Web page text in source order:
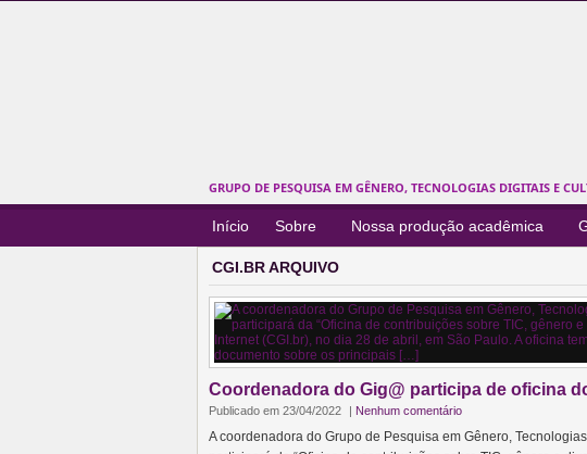
GRUPO DE PESQUISA EM GÊNERO, TECNOLOGIAS DIGITAIS E
Início Sobre Nossa produção acadêmica
CGI.BR ARQUIVO
Coordenadora do Gig@ participa de oficina
Publicado em 23/04/2022 | Nenhum comentário
A coordenadora do Grupo de Pesquisa em Gênero,